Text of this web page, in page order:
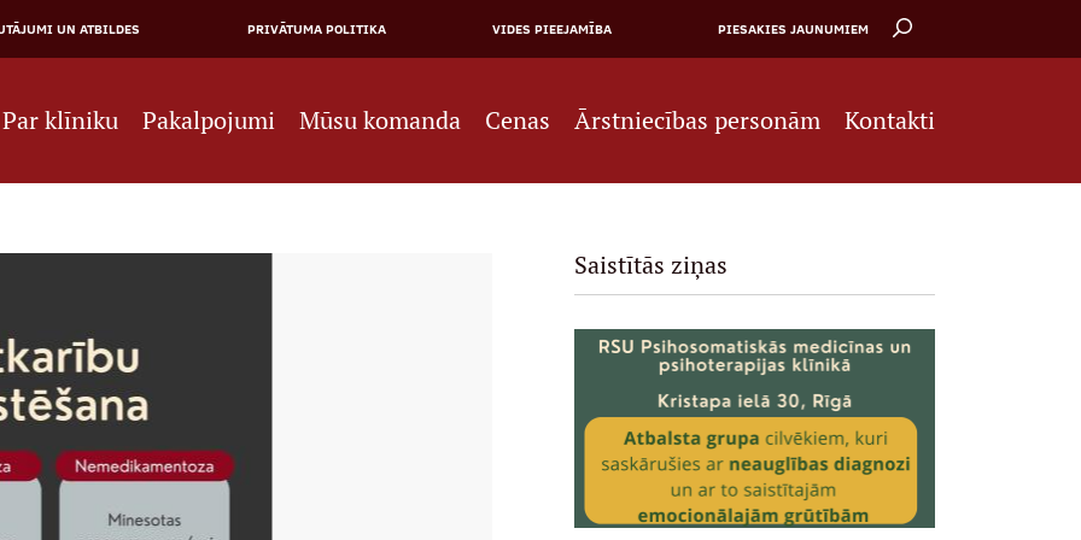
UN ATBILDES PRIVĀTUMA POLITIKA VIDES PIEEJAMĪBA PIESAKIES JAUNUMIEM
Par klīniku Pakalpojumi Mūsu komanda Cenas Ārstniecības personām Kontakti
Saistītās ziņas